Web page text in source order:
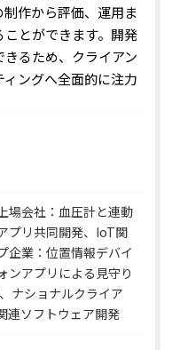
作から評価、運用ま
とができます。 開発
るため、クライアン
ィングへ全面的に注力
場会社：血圧計と連動
プリ共同開発、IoT関
企業：位置情報デバイ
ンアプリによる見守り
ナショナルクライア
連ソフトウェア開発